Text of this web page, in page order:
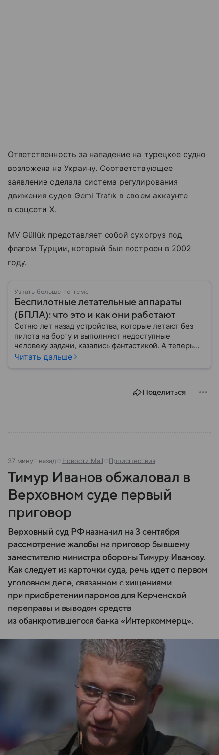
Ответственность за нападение на турецкое судно
возложена на Украину. Соответствующее
заявление сделала система регулирования
движения судов Gemi Trafık в своем аккаунте
в соцсети Х.
MV Güllük представляет собой сухогруз под
флагом Турции, который был построен в 2002
году.
Узнать больше по теме
Беспилотные летательные аппараты
(БПЛА): что это и как они работают
Сотню лет назад устройства, которые летают без
пилота на борту и выполняют недоступные
человеку задачи, казались фантастикой. А теперь
они стали реальностью: собрали главное о
Читать дальше
Поделиться
37 минут назад Новости Mail Происшествия
Тимур Иванов обжаловал в
Верховном суде первый
приговор
Верховный суд РФ назначил на 3 сентября
рассмотрение жалобы на приговор бывшему
заместителю министра обороны Тимуру Иванову.
Как следует из карточки суда, речь идет о первом
уголовном деле, связанном с хищениями
при приобретении паромов для Керченской
переправы и выводом средств
из обанкротившегося банка «Интеркоммерц».